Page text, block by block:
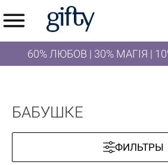
60% ЛЮБОВ | 30% МАГІЯ |
БАБУШКЕ
ФИЛЬТРЫ